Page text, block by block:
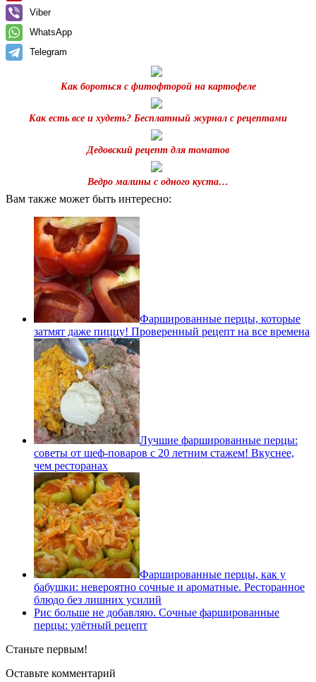
Viber
WhatsApp
Telegram
Как бороться с фитофторой на картофеле
Как есть все и худеть? Бесплатный журнал с рецептами
Дедовский рецепт для томатов
Ведро малины с одного куста…
Вам также может быть интересно:
Фаршированные перцы, которые
затмят даже пиццу! Проверенный рецепт на все времена
Лучшие фаршированные перцы:
советы от шеф-поваров с 20 летним стажем! Вкуснее,
чем ресторанах
Фаршированные перцы, как у
бабушки: невероятно сочные и ароматные. Ресторанное
блюдо без лишних усилий
Рис больше не добавляю. Сочные фаршированные
перцы: улётный рецепт
Станьте первым!
Оставьте комментарий